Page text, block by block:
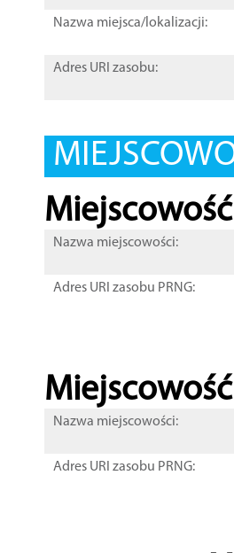
Nazwa miejsca/lokalizacji:
Adres URI zasobu:
Nazwa miejscowości:
Adres URI zasobu PRNG:
Nazwa miejscowości:
Adres URI zasobu PRNG: